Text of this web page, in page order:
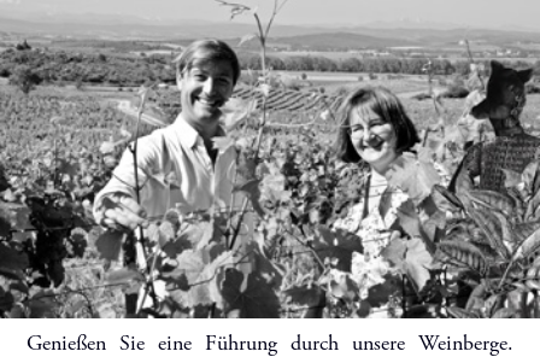
Genießen Sie eine Führung durch unsere Weinberge.